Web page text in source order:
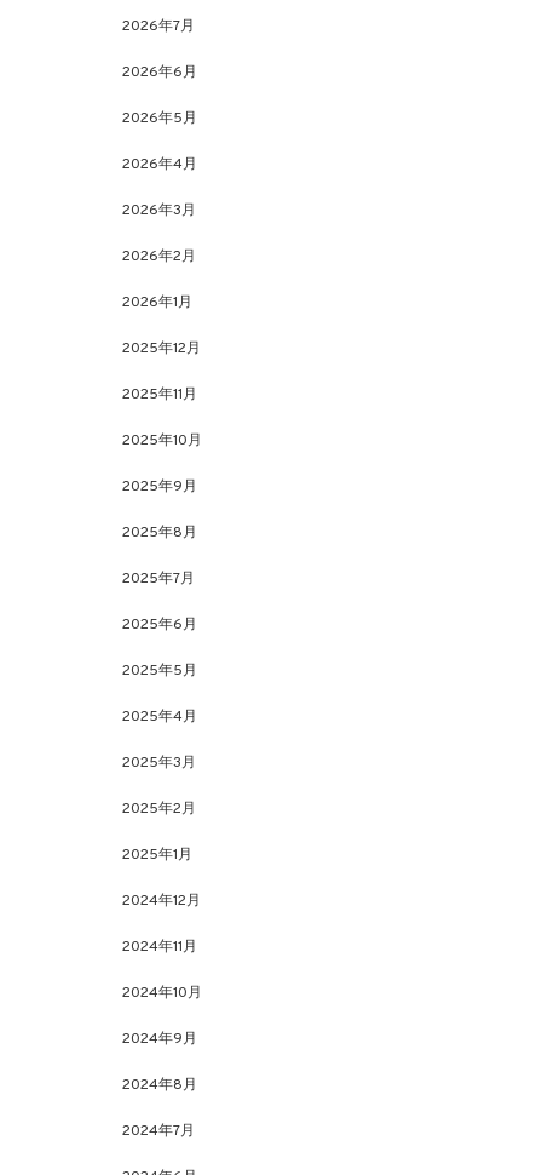
2026年7月
2026年6月
2026年5月
2026年4月
2026年3月
2026年2月
2026年1月
2025年12月
2025年11月
2025年10月
2025年9月
2025年8月
2025年7月
2025年6月
2025年5月
2025年4月
2025年3月
2025年2月
2025年1月
2024年12月
2024年11月
2024年10月
2024年9月
2024年8月
2024年7月